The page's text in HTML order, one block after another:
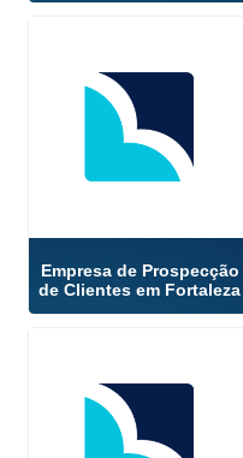
Empresa de Prospecção
de Clientes em Fortaleza